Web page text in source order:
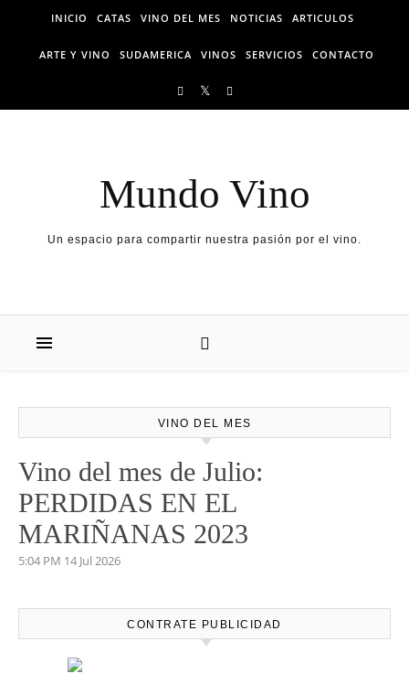
Skip to content
INICIO CATAS VINO DEL MES NOTICIAS ARTICULOS
ARTE Y VINO SUDAMERICA VINOS SERVICIOS CONTACTO
Mundo Vino
Un espacio para compartir nuestra pasión por el vino.
VINO DEL MES
Vino del mes de Julio:
PERDIDAS EN EL
MARIÑANAS 2023
5:04 PM 14 Jul 2026
CONTRATE PUBLICIDAD